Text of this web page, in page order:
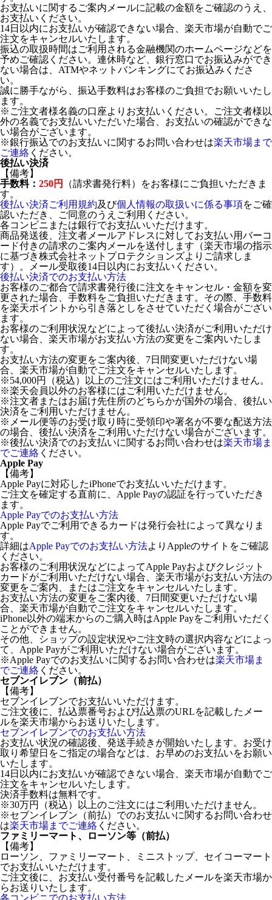
お支払いに関するご案内メールに記載の金額をご確認のうえ、
お支払いください。
14日以内にお支払いが確認できない場合、楽天市場が自動でご
注文をキャンセルいたします。
振込の取扱時間はご利用される金融機関のホームページなどを
予めご確認ください。連休時など、銀行窓口でお振込みができ
ない場合は、ATMやネットバンキングにてお振込みくださ
い。
誠に勝手ながら、振込手数料はお客様のご負担でお願いいたし
ます。
※ご注文者様名義の口座よりお支払いください。ご注文者様以
外の名義でお支払いいただいた場合、お支払いの確認ができな
い場合がございます。
※銀行振込でのお支払いに関するお問い合わせは楽天市場まで
ご連絡 ください。
後払い決済
【備考】
手数料： 250円
（請求書発行料）をお客様にご負担いただきま
す。
後払い決済ご利用規約及び個人情報の取扱いに係る事項をご確
認いただき、ご同意のうえご利用ください。
各コンビニまたは銀行でお支払いいただけます。
商品発送後、注文者メールアドレスに対してお支払い用バーコ
ード付きの請求のご案内メールを送付します（楽天市場の指示
に基づき株式会社ネットプロテクションズよりご請求しま
す）。メール受取後14日以内にお支払いください。
後払い決済でのお支払い方法
お客様のご都合で請求書発行後に注文をキャンセル・金額を変
更された場合、手数料をご負担いただきます。その際、手数料
を楽天ポイントから引き落としをさせていただく場合がござい
ます。
お客様のご利用状況などによって後払い決済がご利用いただけ
ない場合、楽天市場がお支払い方法の変更をご案内いたしま
す。
お支払い方法の変更をご案内後、7日間変更いただけない場
合、楽天市場が自動でご注文をキャンセルいたします。
※54,000円（税込）以上のご注文にはご利用いただけません。
※楽天会員以外のお客様にはご利用いただけません。
※注文者またはお届け先住所のどちらかが国外の場合、後払い
決済をご利用いただけません。
※メール便等のお受け取り時に受領印や署名が不要な配送方法
の場合、後払い決済をご利用いただけない場合がございます。
※後払い決済でのお支払いに関するお問い合わせは楽天市場ま
でご連絡 ください。
Apple Pay
【備考】
Apple Payに対応したiPhoneでお支払いいただけます。
ご注文を確定する直前に、Apple Payの認証を行っていただき
ます。
Apple Payでのお支払い方法
Apple Payでご利用できるカードは発行会社によって異なりま
す。
詳細はApple Payでのお支払い方法よりAppleのサイトをご確認
ください。
お客様のご利用状況などによってApple Payおよびクレジット
カードがご利用いただけない場合、楽天市場がお支払い方法の
変更をご案内、またはご注文をキャンセルいたします。
お支払い方法の変更をご案内後、7日間変更いただけない場
合、楽天市場が自動でご注文をキャンセルいたします。
iPhone以外の端末からのご購入時はApple Payをご利用いただく
ことができません。
その他、ショップの設定状況やご注文時の選択内容などによっ
て、Apple Payがご利用いただけない場合がございます。
※Apple Payでのお支払いに関するお問い合わせは楽天市場ま
でご連絡 ください。
セブンイレブン（前払）
【備考】
セブンイレブンでお支払いいただけます。
ご注文後に、払込票番号および払込票のURLを記載したメー
ルを楽天市場からお送りいたします。
セブンイレブンでのお支払い方法
お支払い状況の確認後、発送手続きが開始いたします。お受け
取り希望日をご指定の場合などは、お早めのお支払いをお願い
いたします。
14日以内にお支払いが確認できない場合、楽天市場が自動でご
注文をキャンセルいたします。
決済手数料は無料です。
※30万円（税込）以上のご注文にはご利用いただけません。
※セブンイレブン（前払）でのお支払いに関するお問い合わせ
は楽天市場までご連絡 ください。
ファミリーマート、ローソン等（前払）
【備考】
ローソン、ファミリーマート、ミニストップ、セイコーマート
でお支払いいただけます。
ご注文後に、お支払い受付番号を記載したメールを楽天市場か
らお送りいたします。
各コンビニでのお支払い方法